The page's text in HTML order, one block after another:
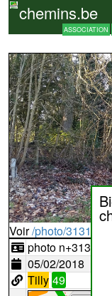
chemins.be
ASSOCIATION
Voir/photo/
photo n+313117
05/02/2018
Tilly 49